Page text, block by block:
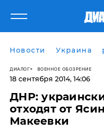
Новости Украина
ДИАЛОГ ВОЕННОЕ ОБОЗРЕНИЕ
18 сентября 2014, 14:06
ДНР:
отходят от
Макеевки